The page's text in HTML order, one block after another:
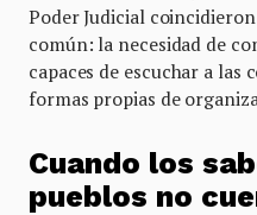
Poder Judicial
común: la necesidad de
capaces de escuchar a las
formas propias de
Cuando los
pueblos no